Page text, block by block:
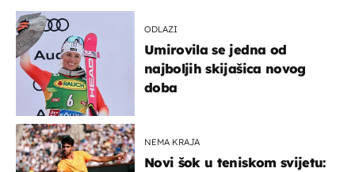
ODLAZI
Umirovila se jedna od
najboljih skijašica novog
doba
NEMA KRAJA
Novi šok u teniskom svijetu: